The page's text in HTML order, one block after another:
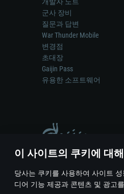
이 사이트의 쿠키에 대해
당사는 쿠키를 사용하여 사이트
디어 기능 제공과 콘텐츠 및 광고
군사 장비
질문과 답변
War Thunder Mobile
변경점
초대장
Gaijin Pass
유용한 소프트웨어
게임 에서 어떠한 현실의
© 2011—2026 Gaijin Games
이용 약관